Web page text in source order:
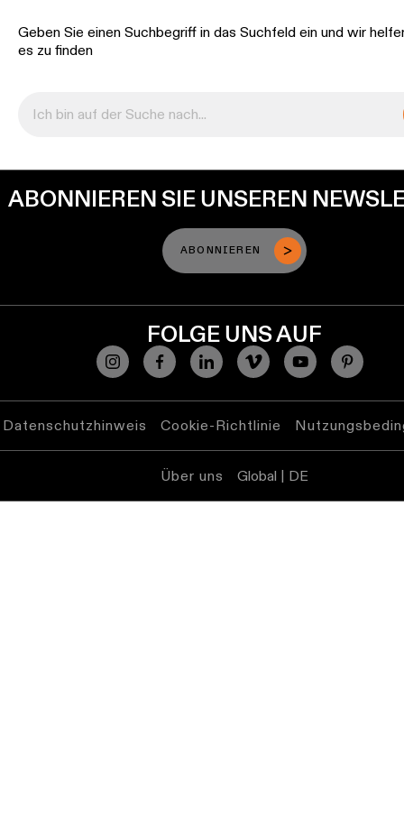
Geben Sie einen Suchbegriff in das Suchfeld ein und wir
es zu finden
ABONNIEREN SIE UNSEREN
ABONNIEREN
FOLGE UNS AUF
Datenschutzhinweis Cookie-Richtlinie
Über uns Global | DE